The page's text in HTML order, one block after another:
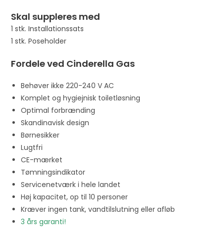
Skal suppleres med
1 stk. Installationssats
1 stk. Poseholder
Fordele ved Cinderella Gas
Behøver ikke 220-240 V AC
Komplet og hygiejnisk toiletløsning
Optimal forbrænding
Skandinavisk design
Børnesikker
Lugtfri
CE-mærket
Tømningsindikator
Servicenetværk i hele landet
Høj kapacitet, op til 10 personer
Kræver ingen tank, vandtilslutning eller afløb
3 års garanti!